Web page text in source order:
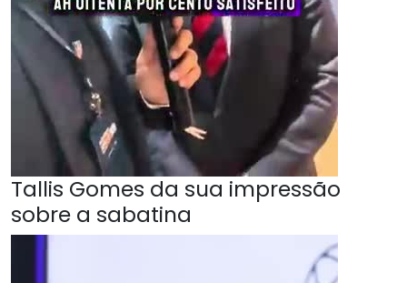
Tallis Gomes da sua impressão
sobre a sabatina